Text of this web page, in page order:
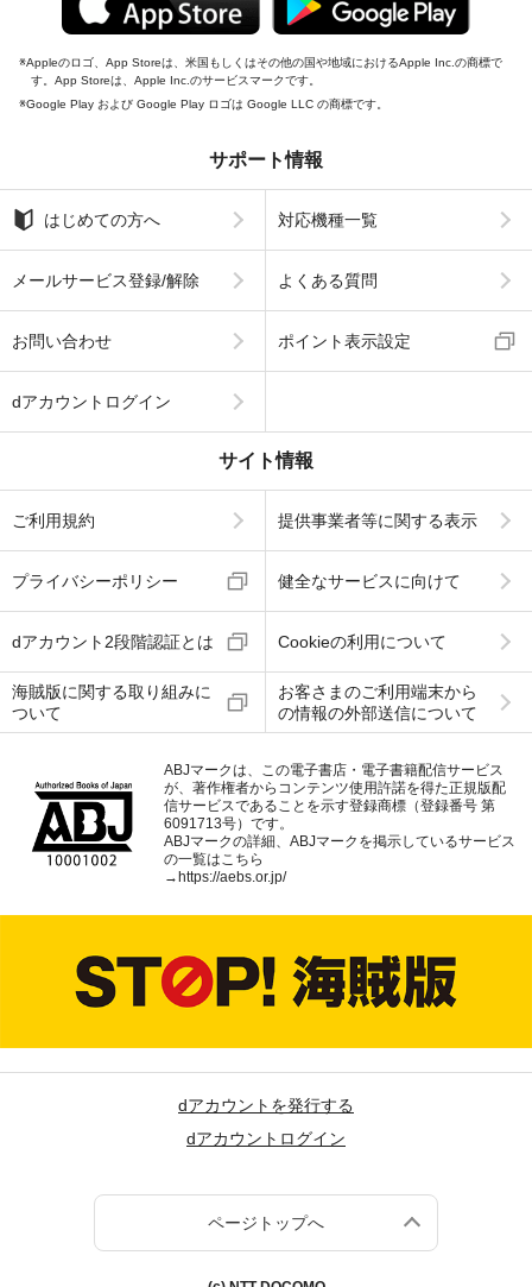
Appleのロゴ、App Storeは、米国もしくはその他の国や地域におけるApple Inc.の商標で
す。App Storeは、Apple Inc.のサービスマークです。
Google Play および Google Play ロゴは Google LLC の商標です。
サポート情報
はじめての方へ 対応機種一覧
メールサービス登録/解除 よくある質問
お問い合わせ ポイント表示設定
dアカウントログイン
サイト情報
ご利用規約 提供事業者等に関する表示
プライバシーポリシー 健全なサービスに向けて
dアカウント2段階認証とは Cookieの利用について
海賊版に関する取り組みに
ついて
お客さまのご利用端末から
の情報の外部送信について
ABJマークは、この電子書店・電子書籍配信サービス
が、著作権者からコンテンツ使用許諾を得た正規版配
信サービスであることを示す登録商標（登録番号 第
6091713号）です。
ABJマークの詳細、ABJマークを掲示しているサービス
の一覧はこちら
→ https://aebs.or.jp/
dアカウントを発行する
dアカウントログイン
ページトップへ